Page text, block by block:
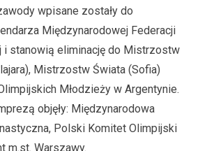
wpisane zostały do
Międzynarodowej Federacji
i stanowią eliminację do Mistrzostw
Mistrzostw Świata (Sofia)
Młodzieży w Argentynie.
objęły: Międzynarodowa
Polski Komitet Olimpijski
m.st. Warszawy.